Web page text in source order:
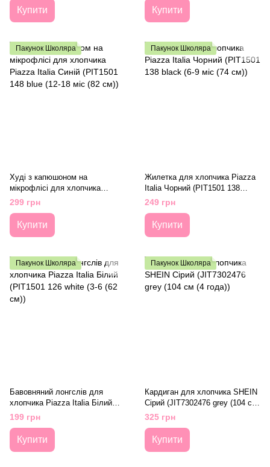
міс (82 см))
Купити
(62 см))
Купити
Пакунок Школяра
Худі з капюшоном на
мікрофлісі для хлопчика
Piazza Italia Синій (PIT1501 148
blue (12-18 міс (82 см))
299 грн
Купити
Пакунок Школяра
Жилетка для хлопчика Piazza
Italia Чорний (PIT1501 138
black (6-9 міс (74 см))
249 грн
Купити
Пакунок Школяра
Бавовняний лонгслів для
хлопчика Piazza Italia Білий
(PIT1501 126 white (3-6 (62 см))
199 грн
Купити
Пакунок Школяра
Кардиган для хлопчика SHEIN
Сірий (JIT7302476 grey (104 см
(4 года))
325 грн
Купити